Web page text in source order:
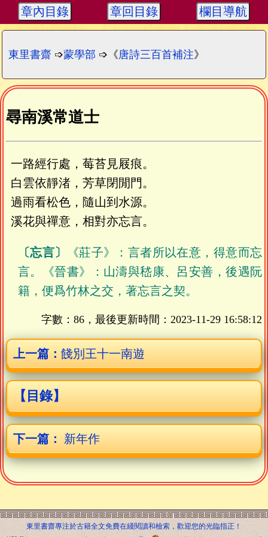
章內目錄 章回目錄 欄目導航
東里書齋 ➩蒙學部 ➩《唐詩三百首補注》
尋南溪常道士
一路經行處，莓苔見屐痕。
白雲依靜渚，芳草閉閒門。
過雨看松色，隨山到水源。
溪花與禪意，相對亦忘言。
〔忘言〕
《莊子》：言者所以在意，得意而忘
言。《晉書》：山濤與嵇康、呂安善，後遇阮
籍，便爲竹林之交，著忘言之契。
字數：86，最後更新時間： 2023-11-29 16:58:12
上一篇： 餞別王十一南遊
【目錄】
下一篇： 新年作
東里書齋專注於古籍全文免費在綫閱讀和檢索，歡迎您的光臨指正！